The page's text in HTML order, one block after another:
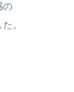
の
。